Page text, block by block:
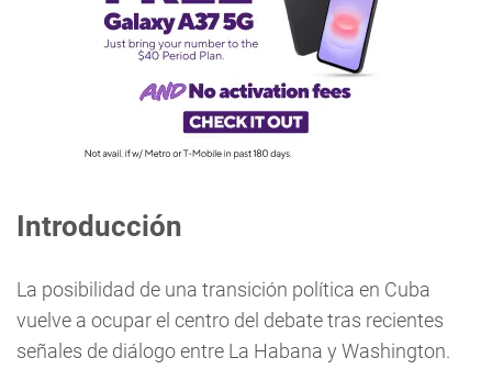
Introducción
La posibilidad de una transición política en Cuba
vuelve a ocupar el centro del debate tras recientes
señales de diálogo entre La Habana y Washington.